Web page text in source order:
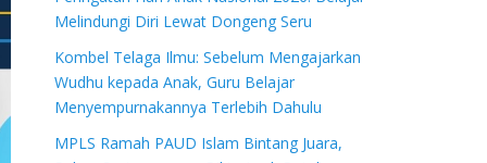
Melindungi Diri Lewat Dongeng Seru
Kombel Telaga Ilmu: Sebelum Mengajarkan
Wudhu kepada Anak, Guru Belajar
Menyempurnakannya Terlebih Dahulu
MPLS Ramah PAUD Islam Bintang Juara,